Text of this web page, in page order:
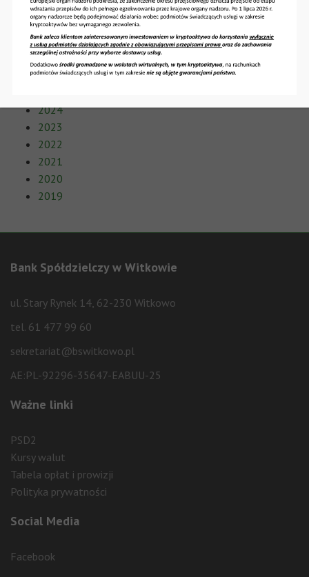
Godziny pracy Banku 05.06.2026
Archiwa
2026
2024
2023
2022
2021
2020
2019
Bank Spółdzielczy w Witkowie
ul. Stary Rynek 14, 62-230 Witkowo
tel. 61 477 99 60
sekretariat@bswitkowo.pl
AE:PL-92296-35647-EABUU-25
Ważne linki
PSD2
Kursy walut
Tabela opłat i prowizji
Polityka prywatności
Social Media
Facebook